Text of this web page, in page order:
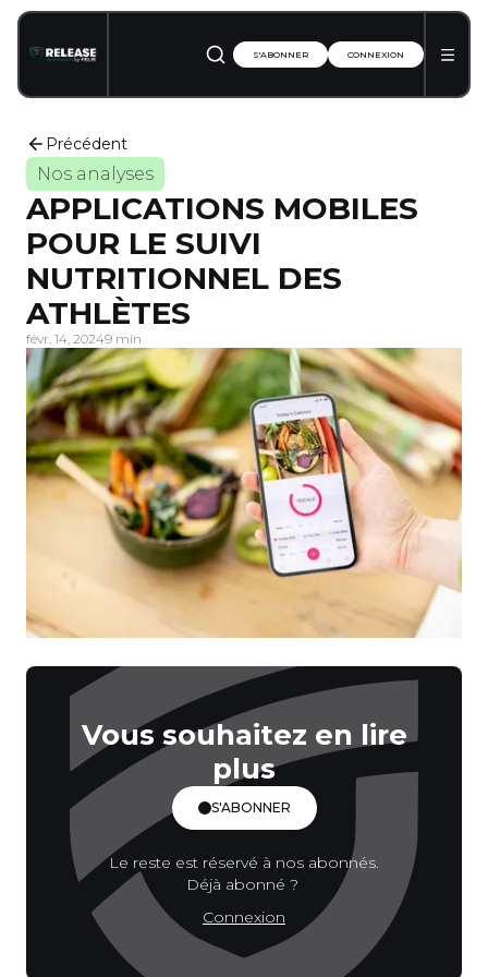
S'ABONNER CONNEXION
Précédent
Nos analyses
APPLICATIONS MOBILES
POUR LE SUIVI
NUTRITIONNEL DES
ATHLÈTES
févr. 14, 20249 min
Vous souhaitez en lire
plus
S'ABONNER
Le reste est réservé à nos abonnés.
Déjà abonné ?
Connexion